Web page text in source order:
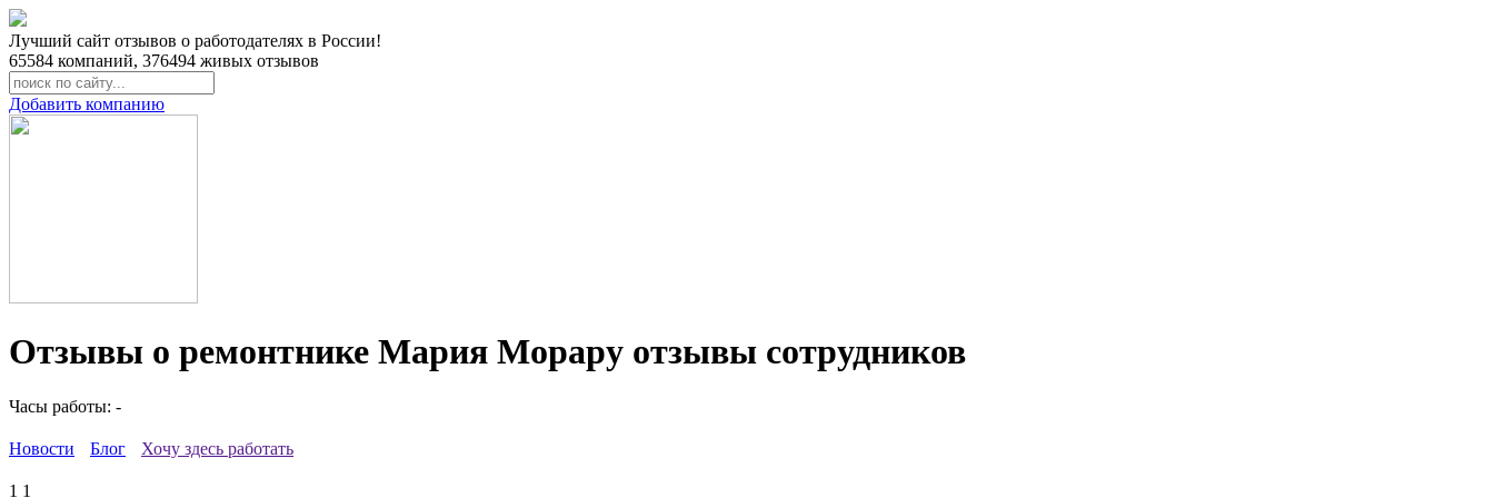
Лучший сайт отзывов о работодателях в России!
65584 компаний, 376494 живых отзывов
Добавить компанию
Отзывы о ремонтнике Мария Морару отзывы сотрудников
Часы работы: -
Новости Блог Хочу здесь работать
1 1